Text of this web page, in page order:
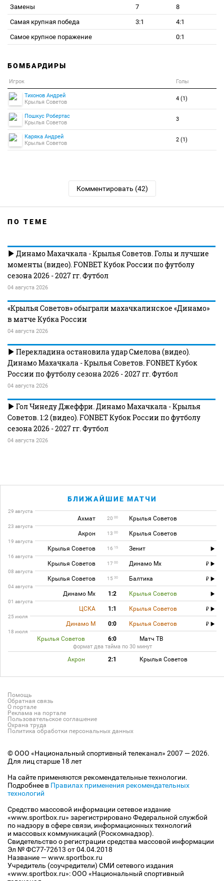
Замены
7
8
Самая крупная победа
3:1
4:1
Самое крупное поражение
0:1
БОМБАРДИРЫ
Игрок Голы
Тихонов Андрей
Крылья Советов
4 (1)
Пошкус Робертас
Крылья Советов
3
Каряка Андрей
Крылья Советов
2 (1)
Комментировать (42)
ПО ТЕМЕ
Динамо Махачкала - Крылья Советов. Голы и лучшие
моменты (видео). FONBET Кубок России по футболу
сезона 2026 - 2027 гг. Футбол
04 августа 2026
«Крылья Советов» обыграли махачкалинское «Динамо»
в матче Кубка России
04 августа 2026
Перекладина остановила удар Смелова (видео).
Динамо Махачкала - Крылья Советов. FONBET Кубок
России по футболу сезона 2026 - 2027 гг. Футбол
04 августа 2026
Гол Чинеду Джеффри. Динамо Махачкала - Крылья
Советов. 1:2 (видео). FONBET Кубок России по футболу
сезона 2026 - 2027 гг. Футбол
04 августа 2026
БЛИЖАЙШИЕ МАТЧИ
29 августа
Ахмат 20 00 Крылья Советов
23 августа
Акрон 13 00 Крылья Советов
19 августа
Крылья Советов 16 15 Зенит
16 августа
Крылья Советов 17 00 Динамо Мх
08 августа
Крылья Советов 15 30 Балтика
04 августа
Динамо Мх 1:2 Крылья Советов
01 августа
ЦСКА 1:1 Крылья Советов
25 июля
Динамо М 0:0 Крылья Советов
18 июля
Крылья Советов 6:0 Матч ТВ
формат два тайма по 30 минут
Акрон 2:1 Крылья Советов
Помощь
Обратная связь
О портале
Реклама на портале
Пользовательское соглашение
Охрана труда
Политика обработки персональных данных
© ООО «Национальный спортивный телеканал» 2007 — 2026.
Для лиц старше 18 лет
На сайте применяются рекомендательные технологии.
Подробнее в Правилах применения рекомендательных
технологий
Средство массовой информации сетевое издание
«www.sportbox.ru» зарегистрировано Федеральной службой
по надзору в сфере связи, информационных технологий
и массовых коммуникаций (Роскомнадзор).
Свидетельство о регистрации средства массовой информации
Эл № ФС77-72613 от 04.04.2018
Название — www.sportbox.ru
Учредитель (соучредители) СМИ сетевого издания
«www.sportbox.ru»: ООО «Национальный спортивный